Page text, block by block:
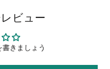
ビュー
きましょう